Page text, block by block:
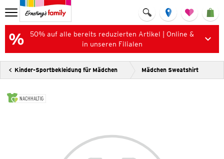
50% auf alle bereits reduzierten Artikel | Online &
in unseren Filialen
Kinder-Sportbekleidung für Mädchen Mädchen Sweatshirt
NACHHALTIG